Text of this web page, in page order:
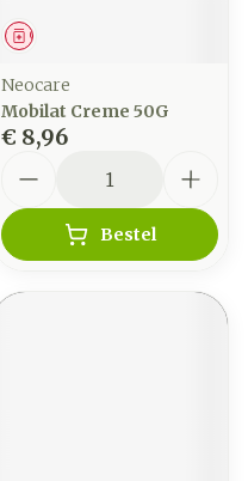
Geneesmiddel
Neocare
Mobilat Creme 50G
€ 8,96
Bestel